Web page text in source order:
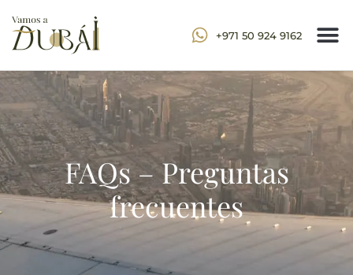
+971 50 924 9162
FAQs – Preguntas
frecuentes